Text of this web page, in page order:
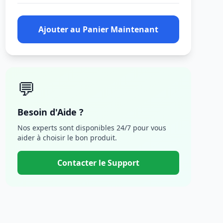
Ajouter au Panier Maintenant
💬
Besoin d'Aide ?
Nos experts sont disponibles 24/7 pour vous
aider à choisir le bon produit.
Contacter le Support